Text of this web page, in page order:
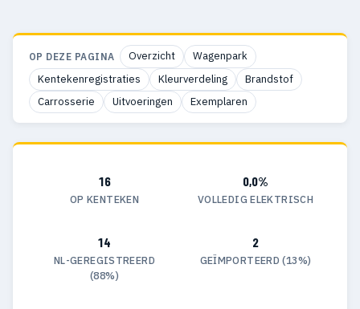
OP DEZE PAGINA Overzicht
Wagenpark
Kentekenregistraties
Kleurverdeling
Brandstof
Carrosserie
Uitvoeringen Exemplaren
16
OP KENTEKEN
0,0%
VOLLEDIG ELEKTRISCH
14
NL-GEREGISTREERD
(88%)
2
GEÏMPORTEERD (13%)